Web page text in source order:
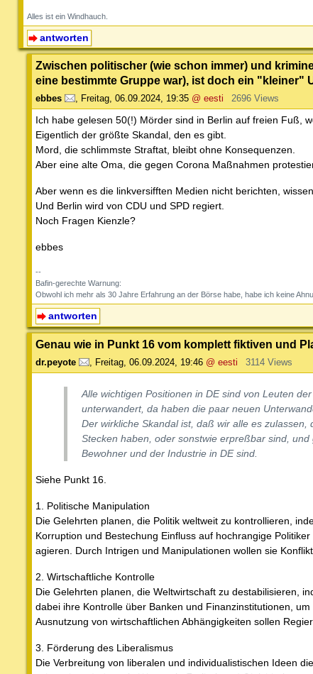
Alles ist ein Windhauch.
antworten
Zwischen politischer (wie schon immer) und
eine bestimmte Gruppe war), ist doch ein "kleiner"
ebbes , Freitag, 06.09.2024, 19:35 @ eesti 2696 Views
Ich habe gelesen 50(!) Mörder sind in Berlin auf freien Fuß,
Eigentlich der größte Skandal, den es gibt.
Mord, die schlimmste Straftat, bleibt ohne Konsequenzen.
Aber eine alte Oma, die gegen Corona Maßnahmen
Aber wenn es die linkversifften Medien nicht berichten,
Und Berlin wird von CDU und SPD regiert.
Noch Fragen Kienzle?
ebbes
--
Bafin-gerechte Warnung:
Obwohl ich mehr als 30 Jahre Erfahrung an der Börse habe, habe ich keine
antworten
Genau wie in Punkt 16 vom komplett fiktiven und
dr.peyote , Freitag, 06.09.2024, 19:46 @ eesti 3114 Views
Alle wichtigen Positionen in DE sind von Leuten
unterwandert, da haben die paar neuen
Der wirkliche Skandal ist, daß wir alle es
Stecken haben, oder sonstwie erpreßbar sind,
Bewohner und der Industrie in DE sind.
Siehe Punkt 16.
1. Politische Manipulation
Die Gelehrten planen, die Politik weltweit zu kontrollieren,
Korruption und Bestechung Einfluss auf hochrangige
agieren. Durch Intrigen und Manipulationen wollen sie
2. Wirtschaftliche Kontrolle
Die Gelehrten planen, die Weltwirtschaft zu destabilisieren,
dabei ihre Kontrolle über Banken und Finanzinstitutionen,
Ausnutzung von wirtschaftlichen Abhängigkeiten sollen
3. Förderung des Liberalismus
Die Verbreitung von liberalen und individualistischen Ideen